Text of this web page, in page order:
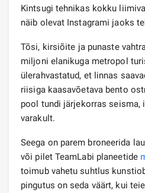
Kintsugi tehnikas kokku
näib olevat Instagrami jaoks
Tõsi, kirsiõite ja punaste
miljoni elanikuga metropol
ülerahvastatud, et linnas
riisiga kaasavõetava bento
pool tundi järjekorras seisma,
varakult.
Seega on parem broneerida
või pilet TeamLabi planeetide
toimub vahetu suhtlus
pingutus on seda väärt, kui